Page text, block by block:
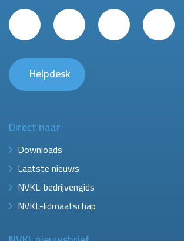
Helpdesk
Direct naar
Downloads
Laatste nieuws
NVKL-bedrijvengids
NVKL-lidmaatschap